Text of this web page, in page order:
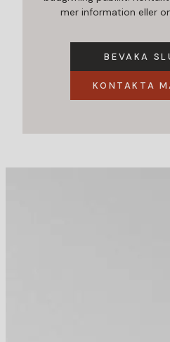
mer information eller
BEVAKA
KONTAKTA